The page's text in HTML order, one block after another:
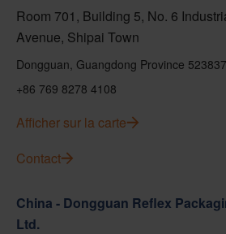
Room 701, Building 5, No. 6
Avenue, Shipai Town
Dongguan, Guangdong Province 523837
+86 769 8278 4108
Afficher sur la carte
Contact
China - Dongguan Reflex
Ltd.